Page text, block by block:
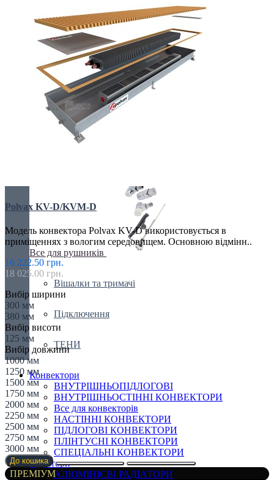
Кріплення
Радіаторні комплекти
Термоголовки
Фітинги
Все для рушників
Вішалки та тримачі
Підключення
ТЕНИ
Конвектори
ВНУТРІШНЬОПІДЛОГОВІ
ВНУТРІШНЬОСТІННІ КОНВЕКТОРИ
Все для конвекторів
НАСТІННІ КОНВЕКТОРИ
ПІДЛОГОВІ КОНВЕКТОРИ
ПЛІНТУСНІ КОНВЕКТОРИ
СПЕЦІАЛЬНІ КОНВЕКТОРИ
Радіатори
АЛЮМІНІЄВІ РАДІАТОРИ
Polvax KV-D/KVM-D
Модель конвектора Polvax KV-D використовується в
приміщеннях з вологим середовищем. Основною відмінн..
16 222.50 грн.
18 025.00 грн.
Вибір ширини
300 мм
380 мм
Вибір висоти
125 мм
Вибір довжини
1000 мм
1250 мм
1500 мм
1750 мм
2000 мм
2250 мм
2500 мм
2750 мм
3000 мм
До кошика
ПРЕМІУМ